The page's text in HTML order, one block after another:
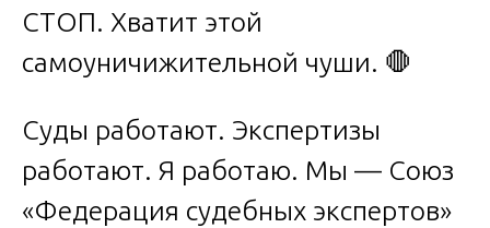
СТОП. Хватит этой
самоуничижительной чуши. 🛑
Суды работают. Экспертизы
работают. Я работаю. Мы — Союз
«Федерация судебных экспертов»